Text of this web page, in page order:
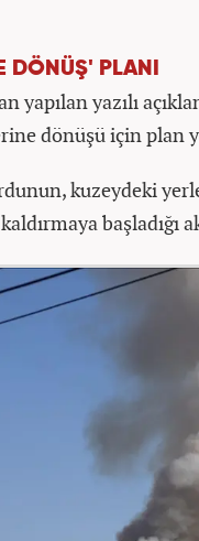
DÖNÜŞ' PLANI
yapılan yazılı
dönüşü için plan
kuzeydeki
başladığı